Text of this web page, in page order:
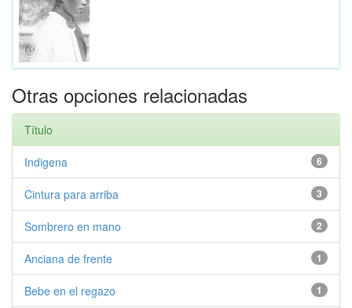
Otras opciones relacionadas
Título
6
Indigena
3
Cintura para arriba
2
Sombrero en mano
1
Anciana de frente
1
Bebe en el regazo